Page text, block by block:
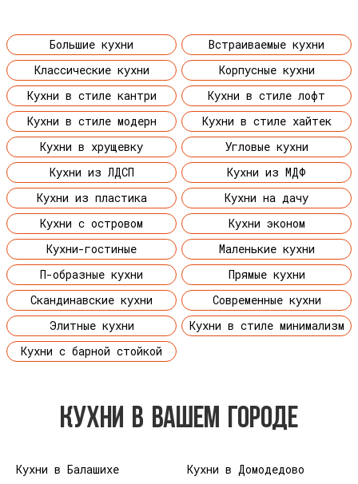
Большие кухни
Встраиваемые кухни
Классические кухни
Корпусные кухни
Кухни в стиле кантри
Кухни в стиле лофт
Кухни в стиле модерн
Кухни в стиле хайтек
Кухни в хрущевку
Угловые кухни
Кухни из ЛДСП
Кухни из МДФ
Кухни из пластика
Кухни на дачу
Кухни с островом
Кухни эконом
Кухни-гостиные
Маленькие кухни
П-образные кухни
Прямые кухни
Скандинавские кухни
Современные кухни
Элитные кухни
Кухни в стиле минимализм
Кухни с барной стойкой
КУХНИ В ВАШЕМ ГОРОДЕ
Кухни в Балашихе
Кухни в Домодедово